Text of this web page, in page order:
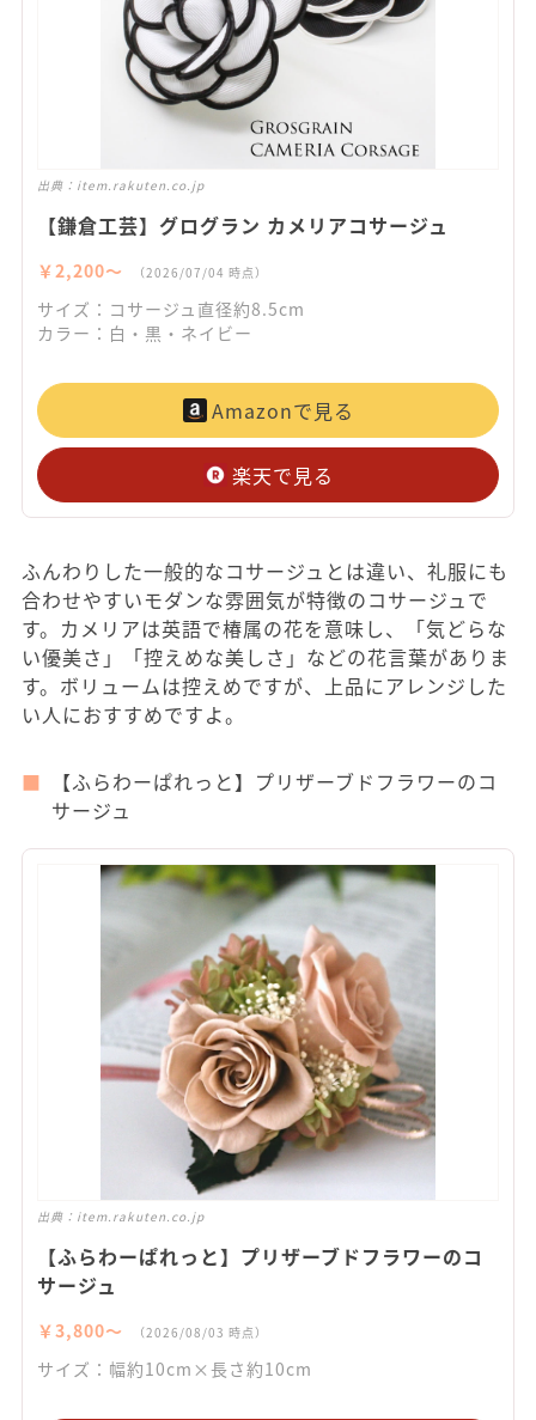
出典： item.rakuten.co.jp
【鎌倉工芸】グログラン カメリアコサージュ
￥2,200〜 （2026/07/04 時点）
サイズ：コサージュ直径約8.5cm
カラー：白・黒・ネイビー
Amazonで見る
楽天で見る
ふんわりした一般的なコサージュとは違い、礼服にも
合わせやすいモダンな雰囲気が特徴のコサージュで
す。カメリアは英語で椿属の花を意味し、「気どらな
い優美さ」「控えめな美しさ」などの花言葉がありま
す。ボリュームは控えめですが、上品にアレンジした
い人におすすめですよ。
【ふらわーぱれっと】プリザーブドフラワーのコ
サージュ
出典： item.rakuten.co.jp
【ふらわーぱれっと】プリザーブドフラワーのコ
サージュ
￥3,800〜 （2026/08/03 時点）
サイズ：幅約10cm×長さ約10cm